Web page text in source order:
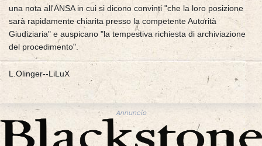
una nota all'ANSA in cui si dicono convinti "che la loro posizione
sarà rapidamente chiarita presso la competente Autorità
Giudiziaria" e auspicano "la tempestiva richiesta di archiviazione
del procedimento".
L.Olinger--LiLuX
Annuncio